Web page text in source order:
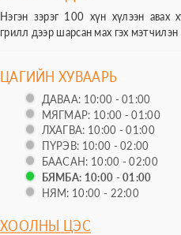
Нэгэн зэрэг 100 хүн хүлээн авах
грилл дээр шарсан мах гэх
ЦАГИЙН ХУВААРЬ
ДАВАА: 10:00 - 01:00
МЯГМАР: 10:00 - 01:00
ЛХАГВА: 10:00 - 01:00
ПҮРЭВ: 10:00 - 02:00
БААСАН: 10:00 - 02:00
БЯМБА: 10:00 - 01:00
НЯМ: 10:00 - 22:00
ХООЛНЫ ЦЭС